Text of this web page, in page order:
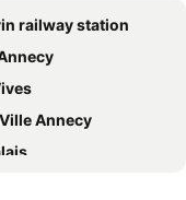
railway station
Annecy